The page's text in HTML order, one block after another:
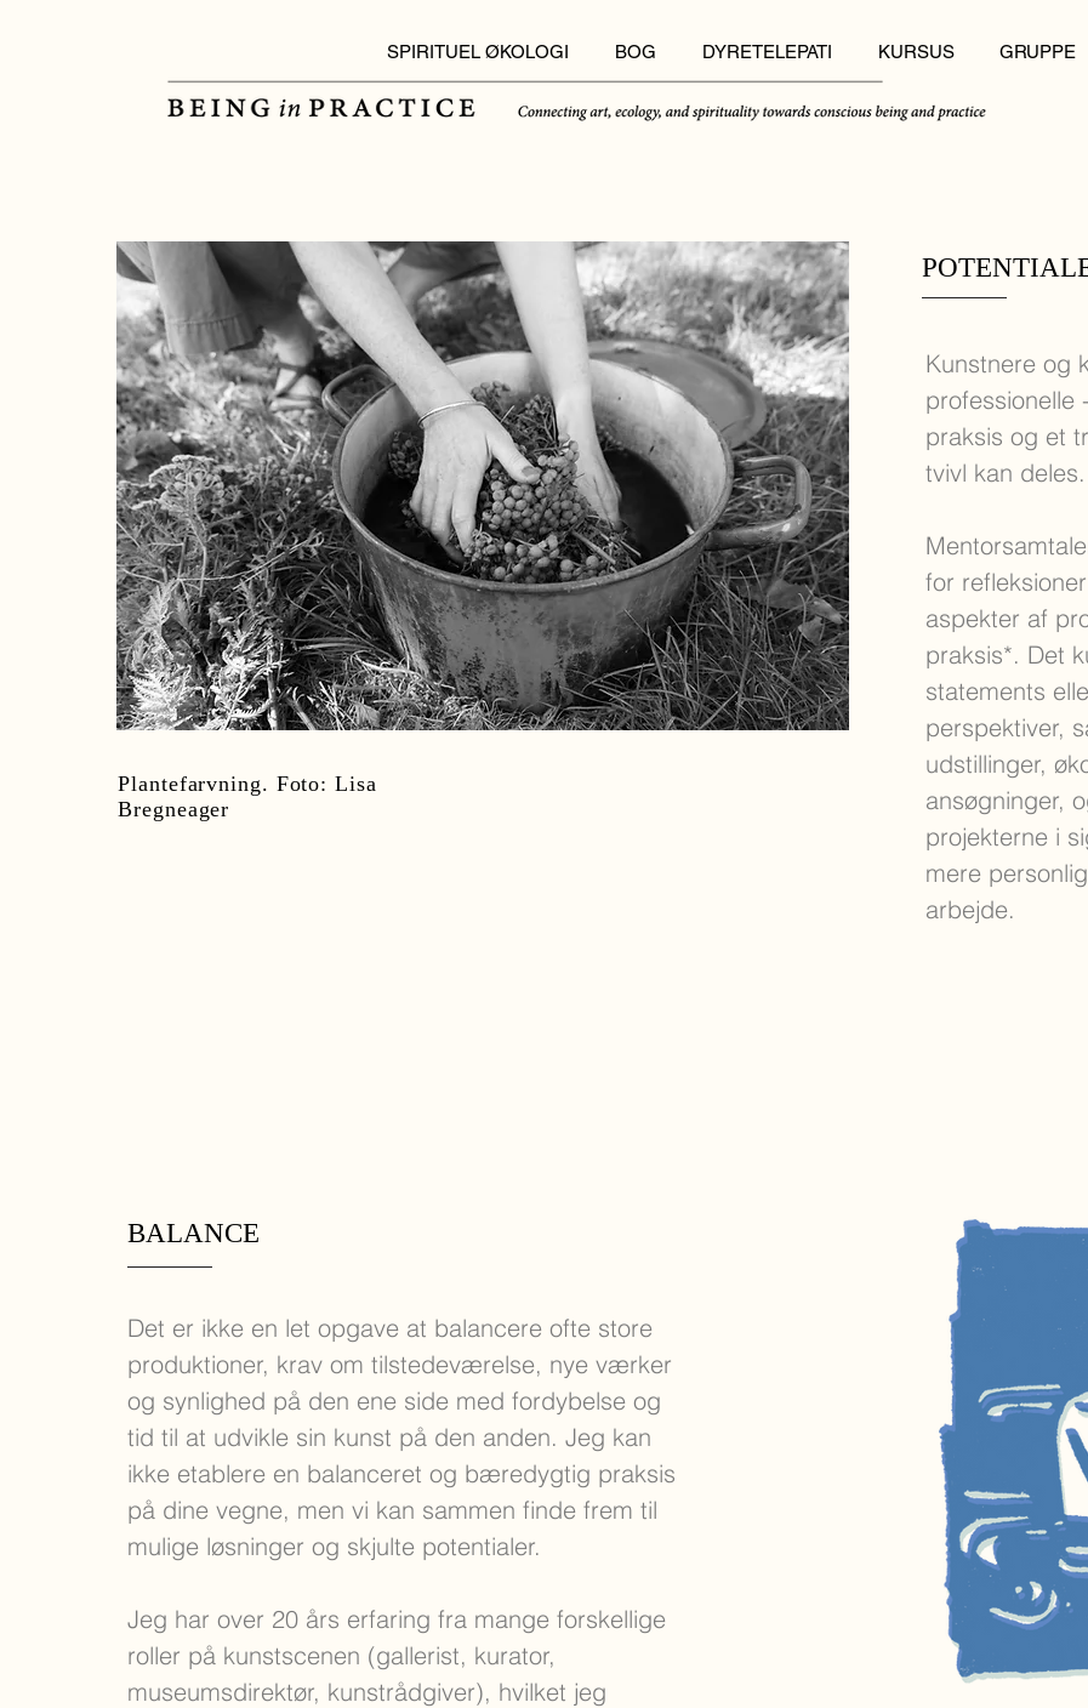
SPIRITUEL ØKOLOGI BOG DYRETELEPATI KURSUS GRUPPE
Plantefarvning. Foto: Lisa
Bregneager
Kunstnere og
professionelle
praksis og et
tvivl kan deles.
for
aspekter af
praksis*. Det
statements
perspektiver,
udstillinger,
ansøgninger,
projekterne i
mere
arbejde.
BALANCE
Det er ikke en let opgave at balancere ofte store
produktioner, krav om tilstedeværelse, nye værker
og synlighed på den ene side med fordybelse og
tid til at udvikle sin kunst på den anden. Jeg kan
ikke etablere en balanceret og bæredygtig praksis
på dine vegne, men vi kan sammen finde frem til
mulige løsninger og skjulte potentialer.
Jeg har over 20 års erfaring fra mange forskellige
roller på kunstscenen (gallerist, kurator,
museumsdirektør, kunstrådgiver), hvilket jeg